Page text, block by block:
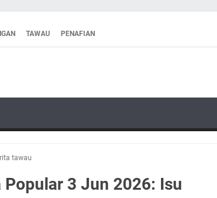
TAWAU PENAFIAN
tawau
3 Jun 2026: Isu